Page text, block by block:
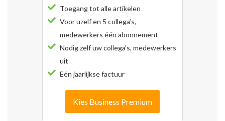
Toegang tot alle artikelen
Voor uzelf en 5 collega’s,
medewerkers één abonnement
Nodig zelf uw collega’s, medewerkers
uit
Eén jaarlijkse factuur
Kies Business Premium